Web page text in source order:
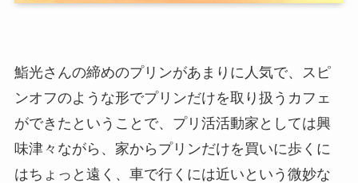
鮨光さんの締めのプリンがあまりに人気で、スピ
ンオフのような形でプリンだけを取り扱うカフェ
ができたということで、プリ活活動家としては興
味津々ながら、家からプリンだけを買いに歩くに
はちょっと遠く、車で行くには近いという微妙な